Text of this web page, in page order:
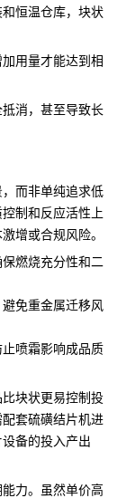
恒温仓库，块状
用量才能达到相
消，甚至导致长
而非单纯追求低
制和反应活性上
增或合规风险。
保燃烧充分性和二
免重金属迁移风
止喷霜影响成品质
块状更易控制投
配套硫磺结片机进
备的投入产出
力。虽然单价高